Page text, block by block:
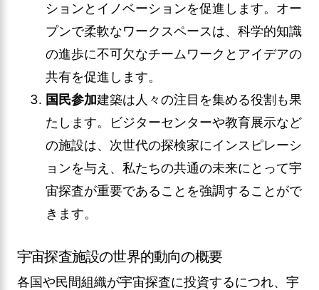
ションとイノベーションを促進します。オー
プンで柔軟なワークスペースは、科学的知識
の進歩に不可欠なチームワークとアイデアの
共有を促進します。
国民参加建築は人々の注目を集める役割も果
たします。ビジターセンターや教育展示など
の施設は、次世代の探検家にインスピレーシ
ョンを与え、私たちの共通の未来にとって宇
宙探査が重要であることを強調することがで
きます。
宇宙探査施設の世界的動向の概要
各国や民間組織が宇宙探査に投資するにつれ、宇